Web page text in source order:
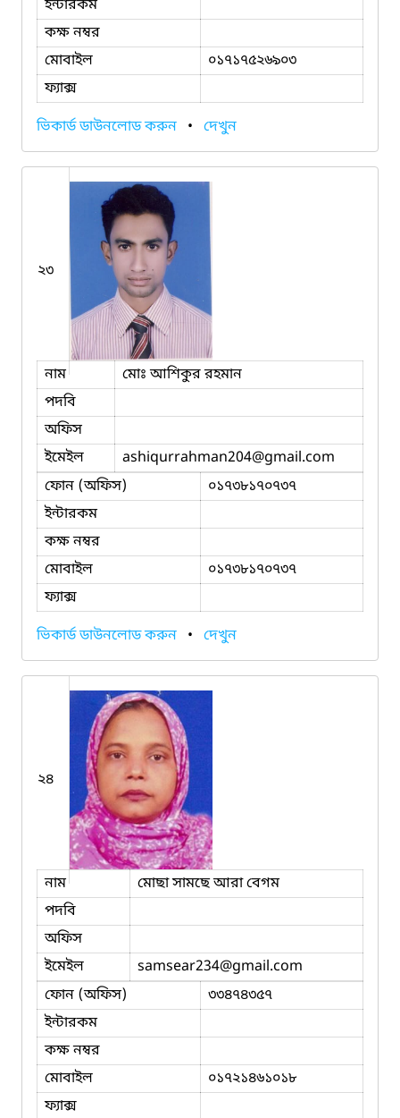
ইন্টারকম
কক্ষ নম্বর
মোবাইল
০১৭১৭৫২৬৯০৩
ফ্যাক্স
ভিকার্ড ডাউনলোড করুন • দেখুন
২৩
নাম
মোঃ আশিকুর রহমান
পদবি
অফিস
ইমেইল
ashiqurrahman204@gmail.com
ফোন (অফিস)
০১৭৩৮১৭০৭৩৭
ইন্টারকম
কক্ষ নম্বর
মোবাইল
০১৭৩৮১৭০৭৩৭
ফ্যাক্স
ভিকার্ড ডাউনলোড করুন • দেখুন
২৪
নাম
মোছা সামছে আরা বেগম
পদবি
অফিস
ইমেইল
samsear234@gmail.com
ফোন (অফিস)
৩৩৪৭৪৩৫৭
ইন্টারকম
কক্ষ নম্বর
মোবাইল
০১৭২১৪৬১০১৮
ফ্যাক্স